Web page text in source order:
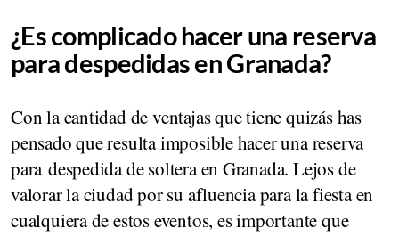
¿Es complicado hacer una reserva
para despedidas en Granada?
Con la cantidad de ventajas que tiene quizás has
pensado que resulta imposible hacer una reserva
para despedida de soltera en Granada. Lejos de
valorar la ciudad por su afluencia para la fiesta en
cualquiera de estos eventos, es importante que